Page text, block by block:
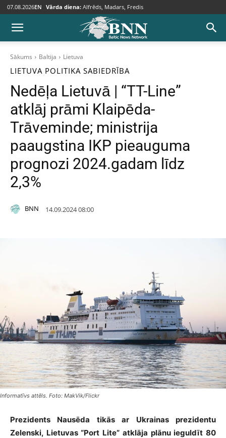
07.08.2026EN Vārda diena: Alfrēds, Madars, Fredis
Sākums Baltija Lietuva
LIETUVA POLITIKA SABIEDRĪBA
Nedēļa Lietuvā | “TT-Line”
atklāj prāmi Klaipēda-
Trāveminde; ministrija
paaugstina IKP pieauguma
prognozi 2024.gadam līdz
2,3%
BNN 14.09.2024 08:00
Informatīvs attēls. Foto: MakVik/Flickr
Prezidents Nausēda tikās ar Ukrainas prezidentu
Zelenski, Lietuvas “Port Lite” atklāja plānu ieguldīt 80